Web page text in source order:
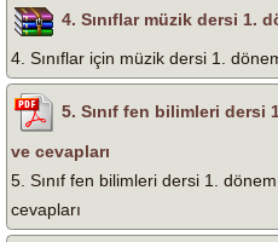
4. Sınıflar müzik dersi 1.
4. Sınıflar için müzik dersi 1.
5. Sınıf fen bilimleri dersi
ve cevapları
5. Sınıf fen bilimleri dersi 1. dönem
cevapları